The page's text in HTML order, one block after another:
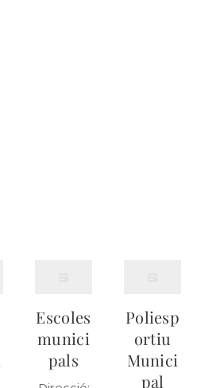
Escoles
munici
pals
Poliesp
ortiu
Munici
pal